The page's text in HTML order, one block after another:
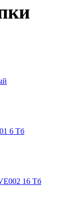
6 Тб
16 Тб